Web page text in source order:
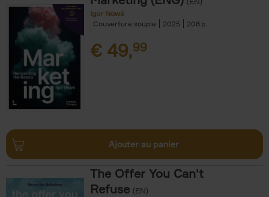
Igor Nowé
Couverture souple
2025 208
€ 49,99
Ajouter au panier
The Offer You Can't
Refuse (EN)